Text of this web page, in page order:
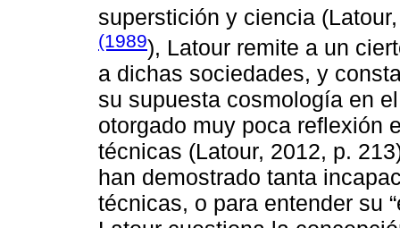
superstición y ciencia
(1989), Latour remite a un
a dichas sociedades, y
su supuesta cosmología en
otorgado muy poca reflexión
técnicas (Latour, 2012, p.
han demostrado tanta
técnicas, o para entender su